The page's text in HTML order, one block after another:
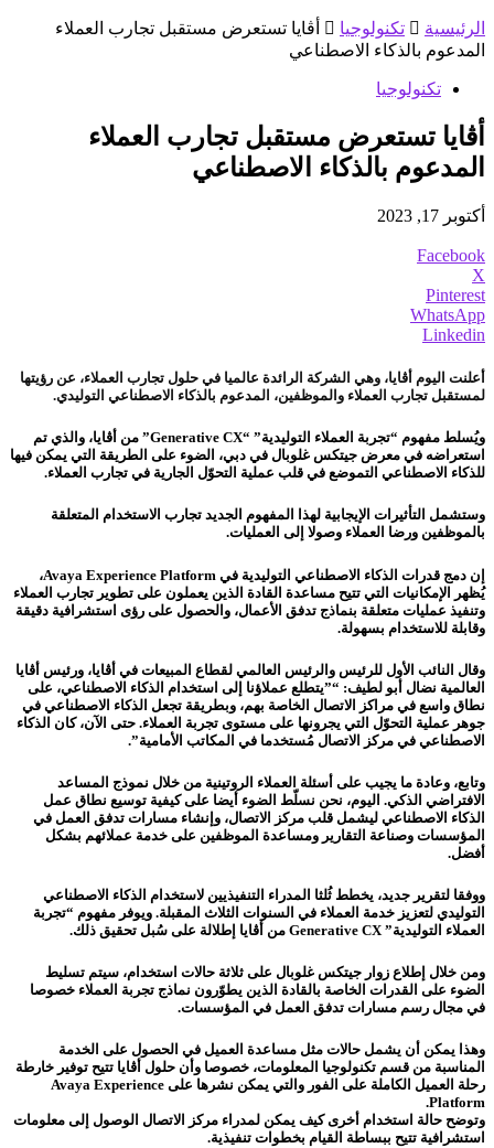
الرئيسية تكنولوجيا
أڤايا تستعرض مستقبل تجارب العملاء
المدعوم بالذكاء الاصطناعي
تكنولوجيا
أڤايا تستعرض مستقبل تجارب العملاء
المدعوم بالذكاء الاصطناعي
أكتوبر 17, 2023
Facebook
X
Pinterest
WhatsApp
Linkedin
أعلنت اليوم أڤايا، وهي الشركة الرائدة عالميا في حلول تجارب العملاء، عن رؤيتها
لمستقبل تجارب العملاء والموظفين، المدعوم بالذكاء الاصطناعي التوليدي.
ويُسلط مفهوم “تجربة العملاء التوليدية” “Generative CX” من أڤايا، والذي تم
استعراضه في معرض جيتكس غلوبال في دبي، الضوء على الطريقة التي يمكن فيها
للذكاء الاصطناعي التموضع في قلب عملية التحوّل الجارية في تجارب العملاء.
وستشمل التأثيرات الإيجابية لهذا المفهوم الجديد تجارب الاستخدام المتعلقة
بالموظفين ورضا العملاء وصولا إلى العمليات.
إن دمج قدرات الذكاء الاصطناعي التوليدية في Avaya Experience Platform،
يُظهر الإمكانيات التي تتيح مساعدة القادة الذين يعملون على تطوير تجارب العملاء
وتنفيذ عمليات متعلقة بنماذج تدفق الأعمال، والحصول على رؤى استشرافية دقيقة
وقابلة للاستخدام بسهولة.
وقال النائب الأول للرئيس والرئيس العالمي لقطاع المبيعات في أڤايا، ورئيس أڤايا
العالمية نضال أبو لطيف: “”يتطلع عملاؤنا إلى استخدام الذكاء الاصطناعي، على
نطاق واسع في مراكز الاتصال الخاصة بهم، وبطريقة تجعل الذكاء الاصطناعي في
جوهر عملية التحوّل التي يجرونها على مستوى تجربة العملاء. حتى الآن، كان الذكاء
الاصطناعي في مركز الاتصال مُستخدما في المكاتب الأمامية”.
وتابع، وعادة ما يجيب على أسئلة العملاء الروتينية من خلال نموذج المساعد
الافتراضي الذكي. اليوم، نحن نسلّط الضوء أيضا على كيفية توسيع نطاق عمل
الذكاء الاصطناعي ليشمل قلب مركز الاتصال، وإنشاء مسارات تدفق العمل في
المؤسسات وصناعة التقارير ومساعدة الموظفين على خدمة عملائهم بشكل
أفضل.
ووفقا لتقرير جديد، يخطط ثُلثا المدراء التنفيذيين لاستخدام الذكاء الاصطناعي
التوليدي لتعزيز خدمة العملاء في السنوات الثلاث المقبلة. ويوفر مفهوم “تجربة
العملاء التوليدية” Generative CX من أڤايا إطلالة على سُبل تحقيق ذلك.
ومن خلال إطلاع زوار جيتكس غلوبال على ثلاثة حالات استخدام، سيتم تسليط
الضوء على القدرات الخاصة بالقادة الذين يطوّرون نماذج تجربة العملاء خصوصا
في مجال رسم مسارات تدفق العمل في المؤسسات.
وهذا يمكن أن يشمل حالات مثل مساعدة العميل في الحصول على الخدمة
المناسبة من قسم تكنولوجيا المعلومات، خصوصا وأن حلول أڤايا تتيح توفير خارطة
رحلة العميل الكاملة على الفور والتي يمكن نشرها على Avaya Experience
Platform.
وتوضح حالة استخدام أخرى كيف يمكن لمدراء مركز الاتصال الوصول إلى معلومات
استشرافية تتيح ببساطة القيام بخطوات تنفيذية.